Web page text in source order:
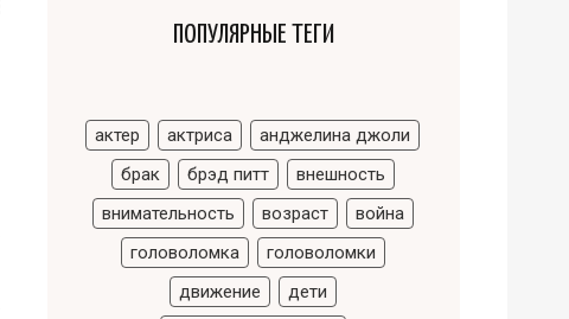
ПОПУЛЯРНЫЕ ТЕГИ
актер актриса
анджелина джоли
брак
брэд питт
внешность
внимательность
возраст
война
головоломка
головоломки
движение
дети